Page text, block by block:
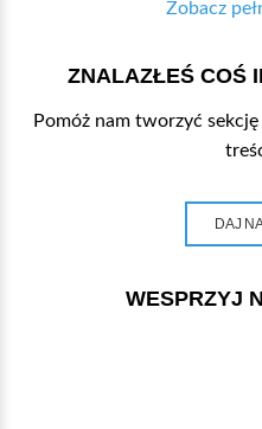
Zobacz
ZNALAZŁEŚ COŚ
Pomóż nam tworzyć
DAJ
WESPRZYJ